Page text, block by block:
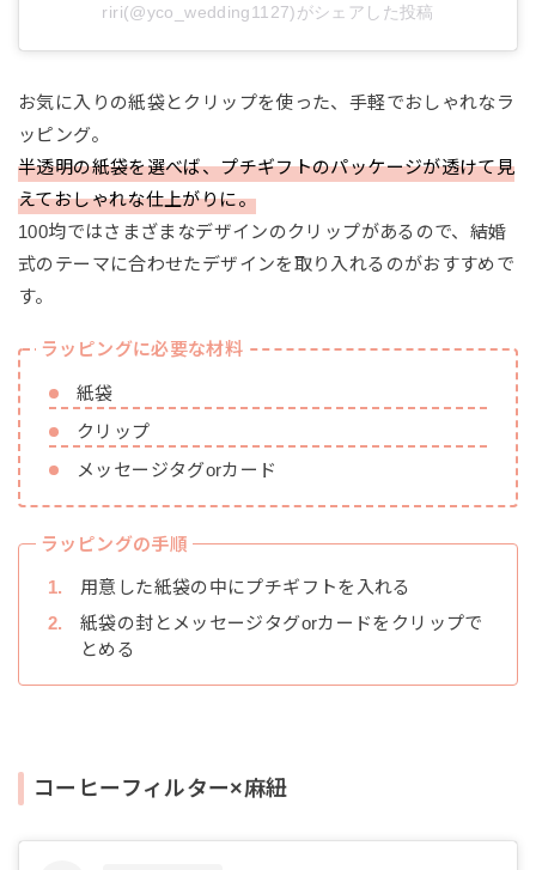
riri(@yco_wedding1127)がシェアした投稿
お気に入りの紙袋とクリップを使った、手軽でおしゃれなラ
ッピング。
半透明の紙袋を選べば、プチギフトのパッケージが透けて見
えておしゃれな仕上がりに。
100均ではさまざまなデザインのクリップがあるので、結婚
式のテーマに合わせたデザインを取り入れるのがおすすめで
す。
ラッピングに必要な材料
紙袋
クリップ
メッセージタグorカード
ラッピングの手順
用意した紙袋の中にプチギフトを入れる
紙袋の封とメッセージタグorカードをクリップで
とめる
コーヒーフィルター×麻紐